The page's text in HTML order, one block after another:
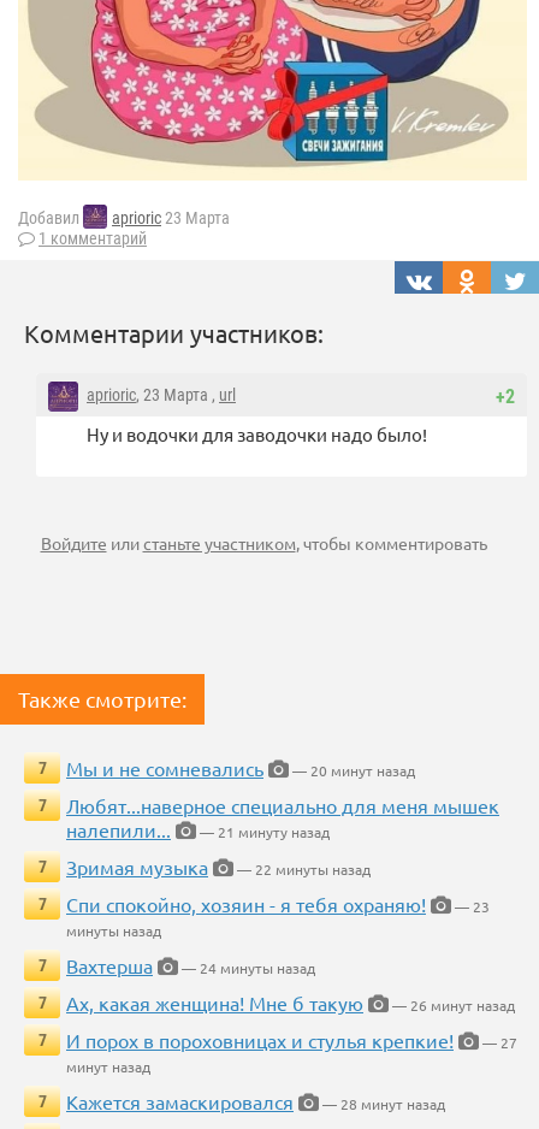
Добавил aprioric23 Марта
1 комментарий
Комментарии участников:
+2
aprioric, 23 Марта , url
Ну и водочки для заводочки надо было!
Войдите илистаньте участником, чтобы комментировать
Также смотрите:
7 Мы и не сомневались
— 20 минут назад
7
Любят...наверное специально для меня мышек
налепили...
— 21 минуту назад
7
Зримая музыка
— 22 минуты назад
7
Спи спокойно, хозяин - я тебя охраняю!
— 23
минуты назад
7
Вахтерша
— 24 минуты назад
7
Ах, какая женщина! Мне б такую
— 26 минут назад
7
И порох в пороховницах и стулья крепкие!
— 27
минут назад
7
Кажется замаскировался
— 28 минут назад